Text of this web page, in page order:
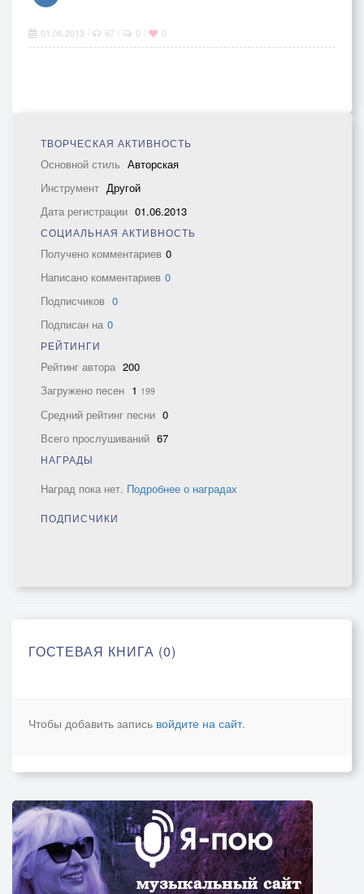
01.06.2013 67 0 0
ТВОРЧЕСКАЯ АКТИВНОСТЬ
Основной стиль Авторская
Инструмент Другой
Дата регистрации 01.06.2013
СОЦИАЛЬНАЯ АКТИВНОСТЬ
Получено комментариев 0
Написано комментариев 0
Подписчиков 0
Подписан на 0
РЕЙТИНГИ
Рейтинг автора 200
Загружено песен 1 199
Средний рейтинг песни 0
Всего прослушиваний 67
НАГРАДЫ
Наград пока нет. Подробнее о наградах
ПОДПИСЧИКИ
ГОСТЕВАЯ КНИГА (0)
Чтобы добавить запись войдите на сайт.